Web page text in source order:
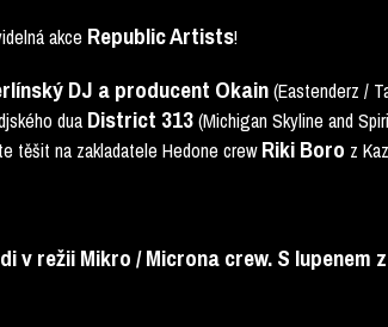
akce Republic Artists!
DJ a producent Okain(Eastenderz /
dua District 313(Michigan Skyline and
těšit na zakladatele Hedone crewRiki Boro z
v režii Mikro / Microna crew. S